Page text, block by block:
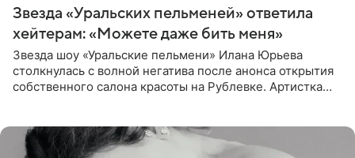
Звезда «Уральских пельменей» ответила
хейтерам: «Можете даже бить меня»
Звезда шоу «Уральские пельмени» Илана Юрьева
столкнулась с волной негатива после анонса открытия
собственного салона красоты на Рублевке. Артистка